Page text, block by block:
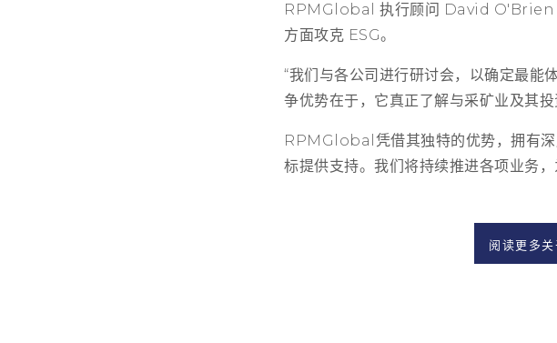
RPMGlobal 执行顾问 David O'Brien
方面攻克 ESG。
“我们与各公司进行研讨会，以确定最能
争优势在于，它真正了解与采矿业及其
RPMGlobal凭借其独特的优势，拥有深
标提供支持。我们将持续推进各项业务，
阅读更多